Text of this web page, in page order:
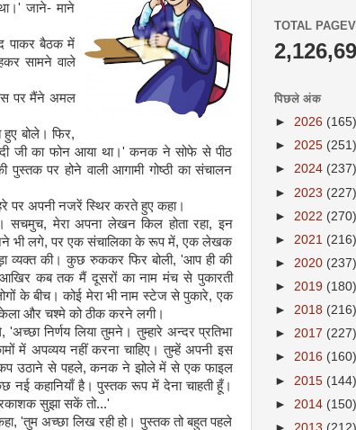
जाने- माने
पाकर बैठक में
सामने वाले
पर मैंने अमल
बोले। फिर,
जी का फोन आया था।' कनक ने सोफे से पीठ
पर होने वाली आगामी गोष्ठी का संचालन
पर अपनी नजरें स्थिर करते हुए कहा।
सचमुच, मेरा अपना लेखन किल होता रहा, इन
भी लगे, पर एक संचालिका के रूप में, एक लेखक
व्यक्त की। कुछ रुककर फिर बोली, 'आप ही की
कब तक मैं दूसरों का नाम मंच से पुकारती
के बीच। कोई मेरा भी नाम स्टेज से पुकारे, एक
और चश्मे को ठीक करने लगी।
निर्णय लिया तुमने। तुम्हारे अन्दर प्रतिभा
में अपव्यय नहीं करना चाहिए। तुम्हें अपनी इस
कप उठाने से पहले, कनक ने झोले में से एक फाइल
नई कहानियाँ है। पुस्तक रूप में देना चाहती हूँ।
सुझा सकें तो...'
'तुम अच्छा लिख रही हो। पुस्तक तो बहुत पहले
TOTAL
पिछले अंक
► 2026 (165)
► 2025 (251)
► 2024 (237)
► 2023 (227)
► 2022 (270)
► 2021 (216)
► 2020 (237)
► 2019 (180)
► 2018 (216)
► 2017 (227)
► 2016 (160)
► 2015 (144)
► 2014 (150)